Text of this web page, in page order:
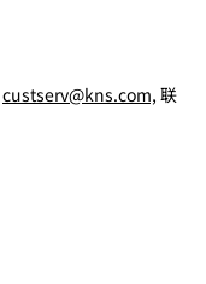
custserv@kns.com, 联